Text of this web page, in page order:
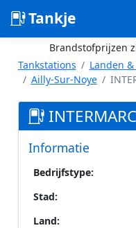
Tankje
Brandstofprijzen
Tankstations
Landen
Ailly-Sur-Noye
Informatie
Bedrijfstype:
Stad:
Land: